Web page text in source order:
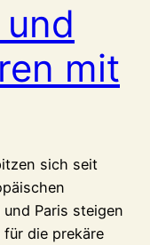
mit
sich seit
Paris steigen
die prekäre